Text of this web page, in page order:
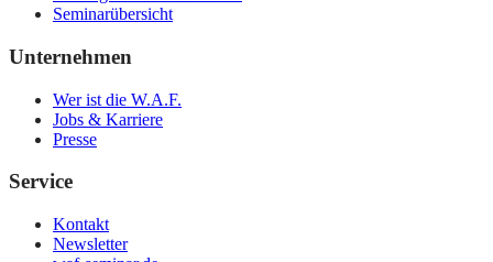
Seminarübersicht
Unternehmen
Wer ist die W.A.F.
Jobs & Karriere
Presse
Service
Kontakt
Newsletter